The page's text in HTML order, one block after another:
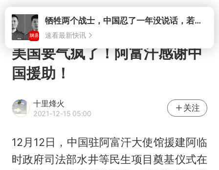
打开
美国要气疯了！阿富汗感谢中
国援助！
十里烽火
2021-12-15 05:00
关注
12月12日，中国驻阿富汗大使馆援建阿临
时政府司法部水井等民生项目奠基仪式在